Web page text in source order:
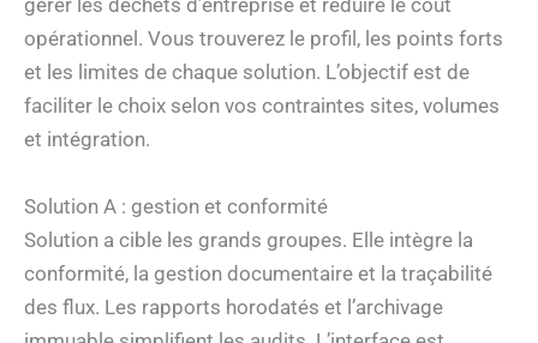
gérer les déchets d’entreprise et réduire le coût
opérationnel. Vous trouverez le profil, les points forts
et les limites de chaque solution. L’objectif est de
faciliter le choix selon vos contraintes sites, volumes
et intégration.
Solution A : gestion et conformité
Solution a cible les grands groupes. Elle intègre la
conformité, la gestion documentaire et la traçabilité
des flux. Les rapports horodatés et l’archivage